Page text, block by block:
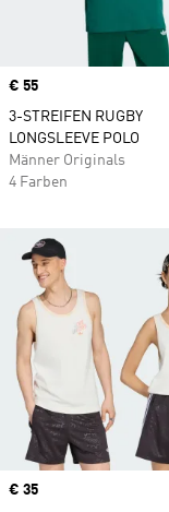
Price
€ 55
3-STREIFEN RUGBY
LONGSLEEVE POLO
Männer Originals
4 Farben
Price
€ 35